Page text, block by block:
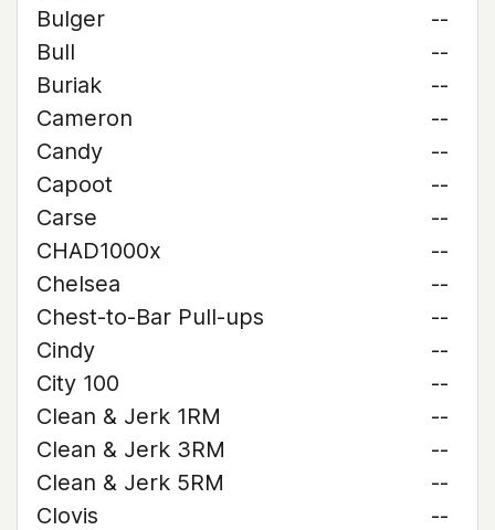
Bulger
--
Bull
--
Buriak
--
Cameron
--
Candy
--
Capoot
--
Carse
--
CHAD1000x
--
Chelsea
--
Chest-to-Bar Pull-ups
--
Cindy
--
City 100
--
Clean & Jerk 1RM
--
Clean & Jerk 3RM
--
Clean & Jerk 5RM
--
Clovis
--